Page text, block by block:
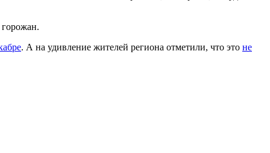
. А на удивление жителей региона отметили, что это не